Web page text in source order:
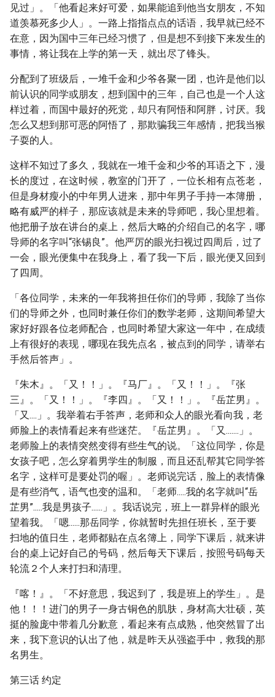
见过」。「他看起来好可爱，如果能追到他当女朋友，不知
道羡慕死多少人」。一路上指指点点的话语，我早就已经不
在意，因为国中三年已经习惯了，但是想不到接下来发生的
事情，将让我在上学的第一天，就出尽了锋头。
分配到了班级后，一堆千金和少爷各聚一团，也许是他们以
前认识的同学或朋友，想到国中的三年，自己也是一个人这
样过着，而国中最好的死党，却只有阿悟和阿胖，讨厌。我
怎么又想到那可恶的阿悟了，那欺骗我三年感情，把我当猴
子耍的人。
这样不知过了多久，我就在一堆千金和少爷的耳语之下，漫
长的度过，在这时候，教室的门开了，一位长相有点苍老，
但是身材瘦小的中年男人进来，那中年男子手持一本簿册，
略有威严的样子，那应该就是未来的导师吧，我心里想着。
他把册子放在讲台的桌上，然后大略的介绍自己的名字，哪
导师的名字叫“张锡良”。他严厉的眼光扫视过四周后，过了
一会，眼光便集中在我身上，看了我一下后，眼光便又回到
了四周。
「各位同学，未来的一年我将担任你们的导师，我除了当你
们的导师之外，也同时兼任你们的数学老师，这期间希望大
家好好跟各位老师配合，也同时希望大家这一年中，在成绩
上有很好的表现，哪现在我先点名，被点到的同学，请举右
手然后答声」。
『朱木』。「又！！」。『马厂』。「又！！」。『张
三』。「又！！」。『李四』。「又！！」。『岳芷男』。
「又....」。我举着右手答声，老师和众人的眼光看向我，老
师脸上的表情看起来有些迷茫。『岳芷男』。「又.......」。
老师脸上的表情突然变得有些生气的说。「这位同学，你是
女孩子吧，怎么穿着男学生的制服，而且还乱帮其它同学答
名字，这样可是要处罚的喔」。老师说完话，脸上的表情像
是有些消气，语气也变的温和。「老师.....我的名字就叫“岳
芷男”.....我是男孩子......」。我话说完，班上一群异样的眼光
望着我。「嗯......那岳同学，你就暂时先担任班长，至于要
扫地的值日生，老师都贴在点名簿上，同学下课后，就来讲
台的桌上记好自己的号码，然后每天下课后，按照号码每天
轮流２个人来打扫和清理。
『喀！』。「不好意思，我迟到了，我是班上的学生」。是
他！！！进门的男子一身古铜色的肌肤，身材高大壮硕，英
挺的脸庞中带着几分歉意，看起来有点成熟，他突然冒了出
来，我下意识的认出了他，就是昨天从强盗手中，救我的那
名男生。
第三话 约定